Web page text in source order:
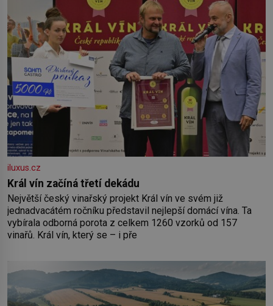
iluxus.cz
Král vín začíná třetí dekádu
Největší český vinařský projekt Král vín ve svém již
jednadvacátém ročníku představil nejlepší domácí vína. Ta
vybírala odborná porota z celkem 1260 vzorků od 157
vinařů. Král vín, který se – i pře